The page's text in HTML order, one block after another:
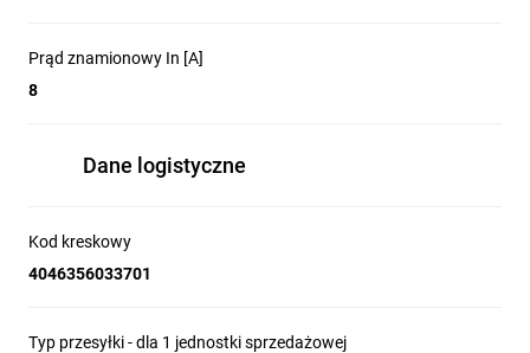
Prąd znamionowy In [A]
8
Dane logistyczne
Kod kreskowy
4046356033701
Typ przesyłki - dla 1 jednostki sprzedażowej